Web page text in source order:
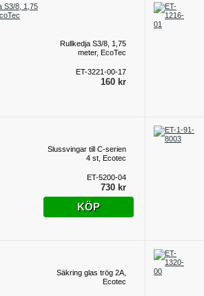
Rullkedja S3/8, 1,75
meter, EcoTec
ET-3221-00-17
160 kr
Slussvingar till C-serien
4 st, Ecotec
ET-5200-04
730 kr
KÖP
Säkring glas trög 2A,
Ecotec